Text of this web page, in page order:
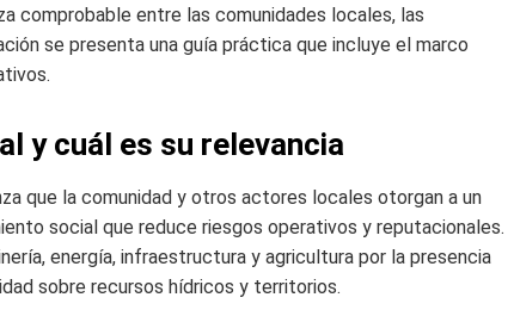
comprobable entre las comunidades locales, las
se presenta una guía práctica que incluye el marco
y cuál es su relevancia
que la comunidad y otros actores locales otorgan a un
social que reduce riesgos operativos y reputacionales.
energía, infraestructura y agricultura por la presencia
sobre recursos hídricos y territorios.